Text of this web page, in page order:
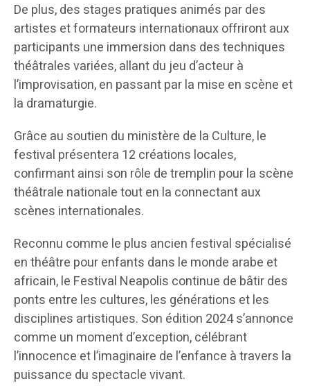
De plus, des stages pratiques animés par des
artistes et formateurs internationaux offriront aux
participants une immersion dans des techniques
théâtrales variées, allant du jeu d’acteur à
l’improvisation, en passant par la mise en scène et
la dramaturgie.
Grâce au soutien du ministère de la Culture, le
festival présentera 12 créations locales,
confirmant ainsi son rôle de tremplin pour la scène
théâtrale nationale tout en la connectant aux
scènes internationales.
Reconnu comme le plus ancien festival spécialisé
en théâtre pour enfants dans le monde arabe et
africain, le Festival Neapolis continue de bâtir des
ponts entre les cultures, les générations et les
disciplines artistiques. Son édition 2024 s’annonce
comme un moment d’exception, célébrant
l’innocence et l’imaginaire de l’enfance à travers la
puissance du spectacle vivant.